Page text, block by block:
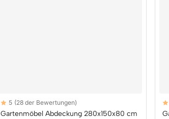
Reviews
5 out of 5 stars
5 (28 der Bewertungen)
Gartenmöbel Abdeckung 280x150x80 cm
5